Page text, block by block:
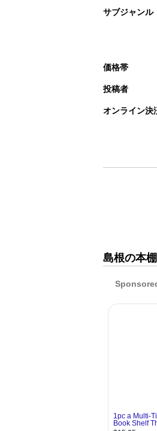
サブジャンル
価格帯
投稿者
オンライン決
島根の本